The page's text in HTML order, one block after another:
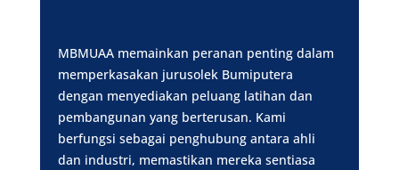
MBMUAA memainkan peranan penting dalam
memperkasakan jurusolek Bumiputera
dengan menyediakan peluang latihan dan
pembangunan yang berterusan. Kami
berfungsi sebagai penghubung antara ahli
dan industri, memastikan mereka sentiasa